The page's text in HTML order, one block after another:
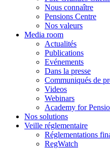
Nous connaître
Pensions Centre
Nos valeurs
Media room
Actualités
Publications
Evénements
Dans la presse
Communiqués de
Videos
Webinars
Academy for
Nos solutions
Veille réglementaire
Réglementations
RegWatch